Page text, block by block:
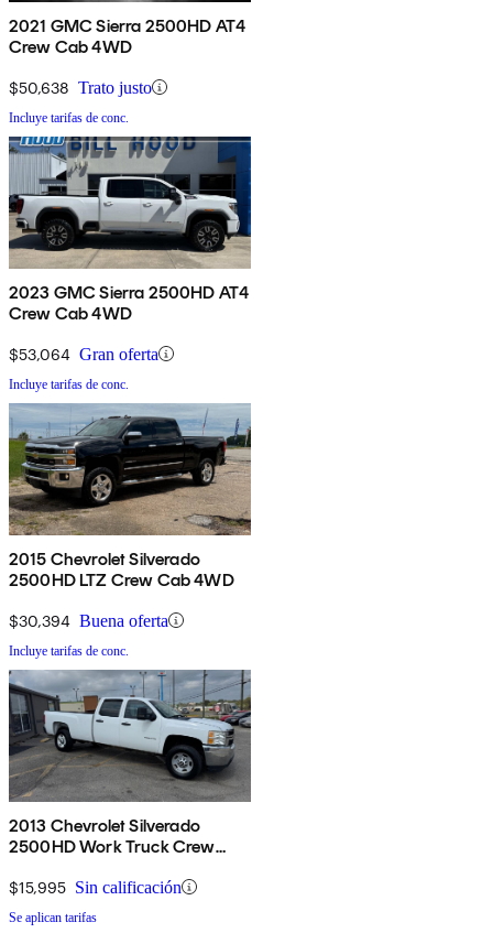
2021 GMC Sierra 2500HD AT4
Crew Cab 4WD
$50,638 Trato justo
Incluye tarifas de conc.
2023 GMC Sierra 2500HD AT4
Crew Cab 4WD
$53,064 Gran oferta
Incluye tarifas de conc.
2015 Chevrolet Silverado
2500HD LTZ Crew Cab 4WD
$30,394 Buena oferta
Incluye tarifas de conc.
2013 Chevrolet Silverado
2500HD Work Truck Crew
$15,995 Sin calificación
Se aplican tarifas